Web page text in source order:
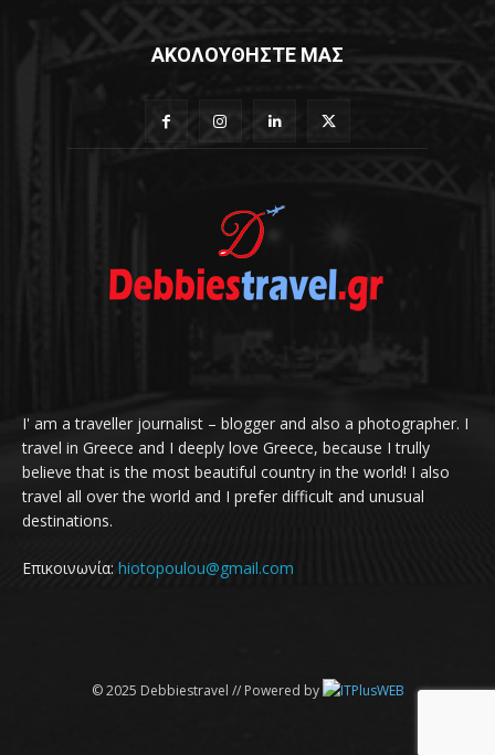
ΑΚΟΛΟΥΘΗΣΤΕ ΜΑΣ
I' am a traveller journalist – blogger and also a photographer. I
travel in Greece and I deeply love Greece, because I trully
believe that is the most beautiful country in the world! I also
travel all over the world and I prefer difficult and unusual
destinations.
Επικοινωνία: hiotopoulou@gmail.com
© 2025 Debbiestravel // Powered by